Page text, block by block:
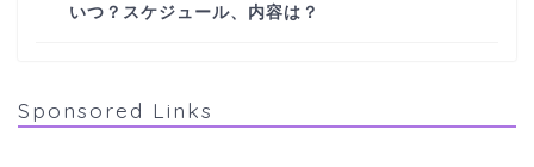
いつ？スケジュール、内容は？
Sponsored Links